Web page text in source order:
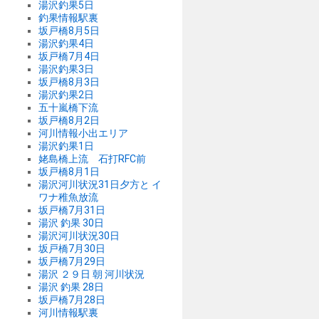
湯沢釣果5日
釣果情報駅裏
坂戸橋8月5日
湯沢釣果4日
坂戸橋7月4日
湯沢釣果3日
坂戸橋8月3日
湯沢釣果2日
五十嵐橋下流
坂戸橋8月2日
河川情報小出エリア
湯沢釣果1日
姥島橋上流 石打RFC前
坂戸橋8月1日
湯沢河川状況31日夕方と イ
ワナ稚魚放流
坂戸橋7月31日
湯沢 釣果 30日
湯沢河川状況30日
坂戸橋7月30日
坂戸橋7月29日
湯沢 ２９日 朝 河川状況
湯沢 釣果 28日
坂戸橋7月28日
河川情報駅裏